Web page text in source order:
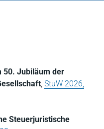
50. Jubiläum der
, StuW 2026,
Steuerjuristische